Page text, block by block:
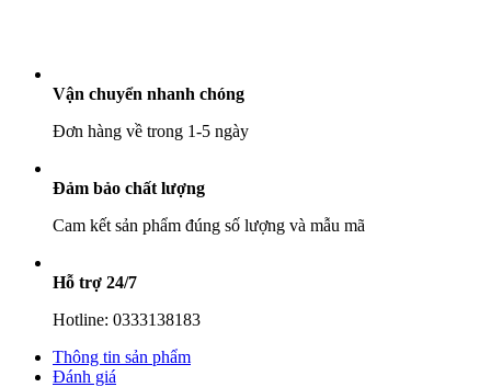
Vận chuyển nhanh chóng
Đơn hàng về trong 1-5 ngày
Đảm bảo chất lượng
Cam kết sản phẩm đúng số lượng và mẫu mã
Hỗ trợ 24/7
Hotline: 0333138183
Thông tin sản phẩm
Đánh giá